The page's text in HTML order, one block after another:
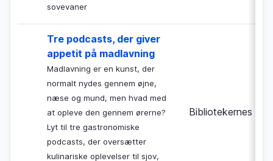
sovevaner
Tre podcasts, der giver
appetit på madlavning
Madlavning er en kunst, der
normalt nydes gennem øjne,
næse og mund, men hvad med
at opleve den gennem ørerne?
Lyt til tre gastronomiske
podcasts, der oversætter
kulinariske oplevelser til sjov,
Bibliotekernes